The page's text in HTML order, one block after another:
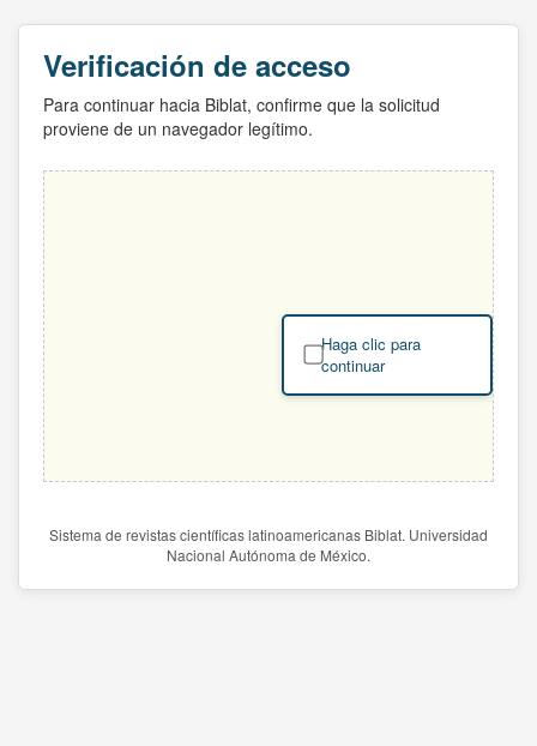
Verificación de acceso
Para continuar hacia Biblat, confirme que la solicitud
proviene de un navegador legítimo.
Haga clic para
continuar
Sistema de revistas científicas latinoamericanas Biblat. Universidad
Nacional Autónoma de México.